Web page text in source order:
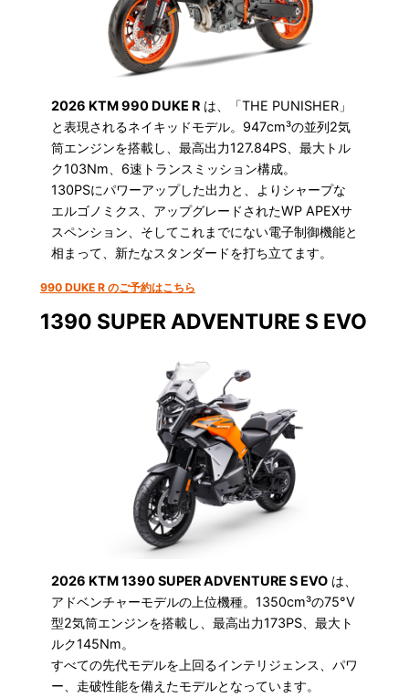
2026 KTM 990 DUKE R は、「THE PUNISHER」
と表現されるネイキッドモデル。947cm³の並列2気
筒エンジンを搭載し、最高出力127.84PS、最大トル
ク103Nm、6速トランスミッション構成。
130PSにパワーアップした出力と、よりシャープな
エルゴノミクス、アップグレードされたWP APEXサ
スペンション、そしてこれまでにない電子制御機能と
相まって、新たなスタンダードを打ち立てます。
990 DUKE R のご予約はこちら
1390 SUPER ADVENTURE S EVO
2026 KTM 1390 SUPER ADVENTURE S EVO は、
アドベンチャーモデルの上位機種。1350cm³の75°V
型2気筒エンジンを搭載し、最高出力173PS、最大ト
ルク145Nm。
すべての先代モデルを上回るインテリジェンス、パワ
ー、走破性能を備えたモデルとなっています。